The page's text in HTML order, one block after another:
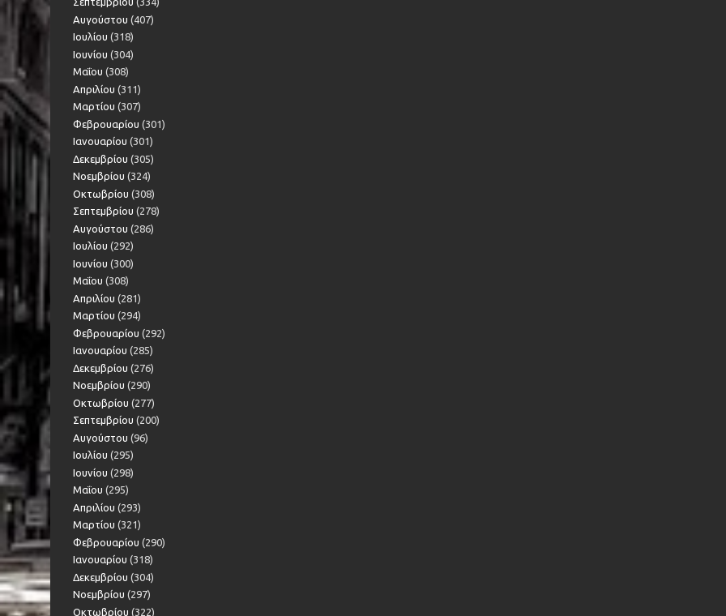
Αυγούστου (407)
Ιουλίου (318)
Ιουνίου (304)
Μαΐου (308)
Απριλίου (311)
Μαρτίου (307)
Φεβρουαρίου (301)
Ιανουαρίου (301)
Δεκεμβρίου (305)
Νοεμβρίου (324)
Οκτωβρίου (308)
Σεπτεμβρίου (278)
Αυγούστου (286)
Ιουλίου (292)
Ιουνίου (300)
Μαΐου (308)
Απριλίου (281)
Μαρτίου (294)
Φεβρουαρίου (292)
Ιανουαρίου (285)
Δεκεμβρίου (276)
Νοεμβρίου (290)
Οκτωβρίου (277)
Σεπτεμβρίου (200)
Αυγούστου (96)
Ιουλίου (295)
Ιουνίου (298)
Μαΐου (295)
Απριλίου (293)
Μαρτίου (321)
Φεβρουαρίου (290)
Ιανουαρίου (318)
Δεκεμβρίου (304)
Νοεμβρίου (297)
Οκτωβρίου (322)